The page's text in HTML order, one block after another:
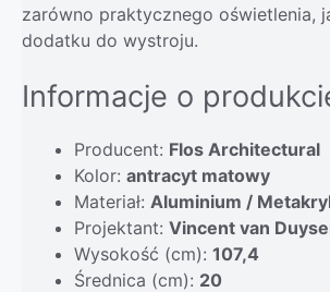
zarówno praktycznego oświetlenia,
dodatku do wystroju.
Informacje o
Producent: Flos Architectural
Kolor: antracyt matowy
Materiał: Aluminium /
Projektant: Vincent van
Wysokość (cm): 107,4
Średnica (cm): 20